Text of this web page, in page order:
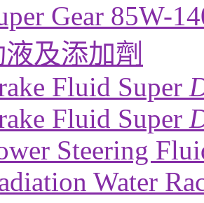
Gear 85W-
及添加劑
Fluid Super
Fluid Super
Steering
Water